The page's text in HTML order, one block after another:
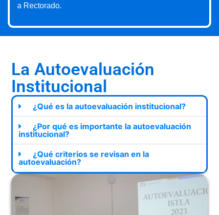
a Rectorado.
La Autoevaluación
Institucional
¿Qué es la autoevaluación institucional?
¿Por qué es importante la autoevaluación
institucional?
¿Qué criterios se revisan en la
autoevaluación?